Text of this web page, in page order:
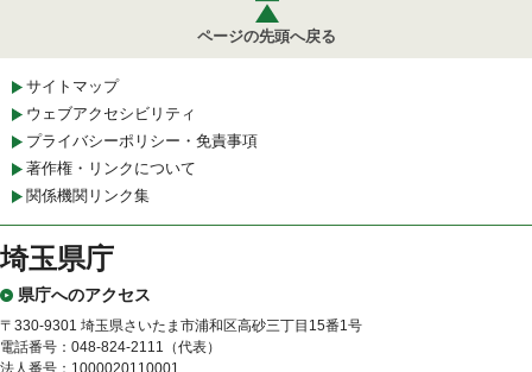
ページの先頭へ戻る
サイトマップ
ウェブアクセシビリティ
プライバシーポリシー・免責事項
著作権・リンクについて
関係機関リンク集
埼玉県庁
県庁へのアクセス
〒330-9301 埼玉県さいたま市浦和区高砂三丁目15番1号
電話番号：048-824-2111（代表）
法人番号：1000020110001